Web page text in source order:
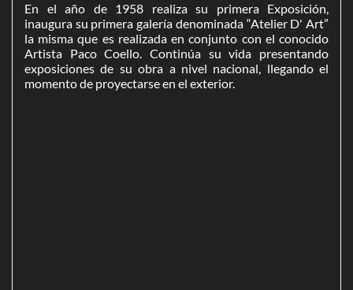
En el año de 1958 realiza su primera Exposición,
inaugura su primera galería denominada “Atelier D' Art”
la misma que es realizada en conjunto con el conocido
Artista Paco Coello. Continúa su vida presentando
exposiciones de su obra a nivel nacional, llegando el
momento de proyectarse en el exterior.